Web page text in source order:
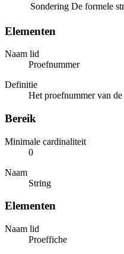
Sondering De formele
Elementen
Naam lid
Proefnummer
Definitie
Het proefnummer van
Bereik
Minimale cardinaliteit
0
Naam
String
Elementen
Naam lid
Proeffiche